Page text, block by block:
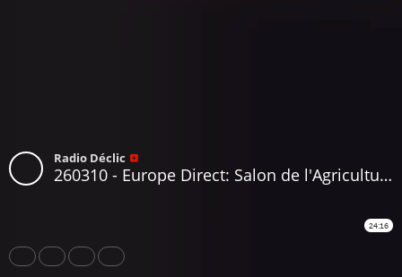
Radio Déclic
260310 - Europe Direct: Salon de l'Agriculture, que finance vraiment la PAC ?
24:16
Share Like